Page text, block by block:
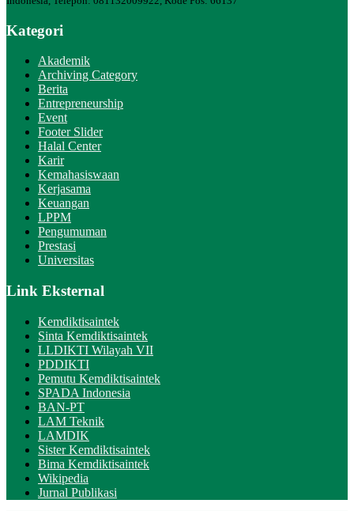
Kategori
Akademik
Archiving Category
Berita
Entrepreneurship
Event
Footer Slider
Halal Center
Karir
Kemahasiswaan
Kerjasama
Keuangan
LPPM
Pengumuman
Prestasi
Universitas
Link Eksternal
Kemdiktisaintek
Sinta Kemdiktisaintek
LLDIKTI Wilayah VII
PDDIKTI
Pemutu Kemdiktisaintek
SPADA Indonesia
BAN-PT
LAM Teknik
LAMDIK
Sister Kemdiktisaintek
Bima Kemdiktisaintek
Wikipedia
Jurnal Publikasi